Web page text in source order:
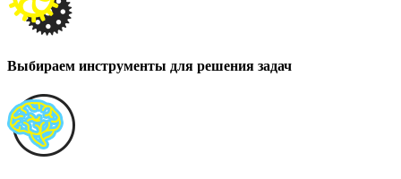
Выбираем инструменты для решения задач